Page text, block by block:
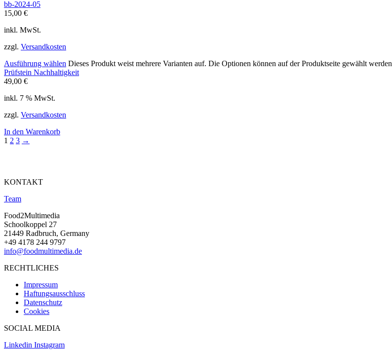
bb-2024-05
15,00 €
inkl. MwSt.
zzgl. Versandkosten
Ausführung wählen Dieses Produkt weist mehrere Varianten auf. Die Optionen können auf der Produktseite gewählt werden
Prüfstein Nachhaltigkeit
49,00 €
inkl. 7 % MwSt.
zzgl. Versandkosten
In den Warenkorb
1 2 3 →
KONTAKT
Team
Food2Multimedia
Schoolkoppel 27
21449 Radbruch, Germany
+49 4178 244 9797
info@foodmultimedia.de
RECHTLICHES
Impressum
Haftungsausschluss
Datenschutz
Cookies
SOCIAL MEDIA
Linkedin Instagram